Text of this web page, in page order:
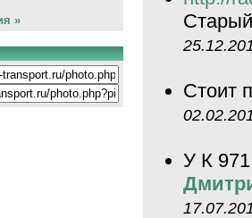
»
Стоит
У К